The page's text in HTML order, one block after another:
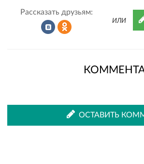
Рассказать друзьям:
ИЛИ
ОСТАВИТЬ